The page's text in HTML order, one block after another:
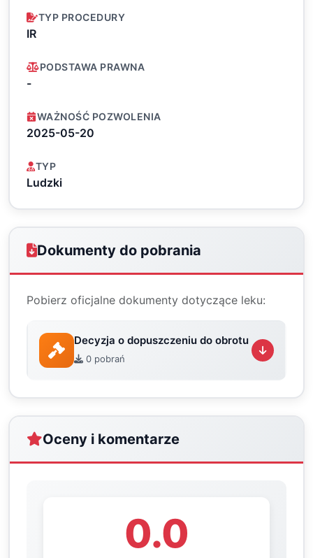
TYP PROCEDURY
IR
PODSTAWA PRAWNA
-
WAŻNOŚĆ POZWOLENIA
2025-05-20
TYP
Ludzki
Dokumenty do pobrania
Pobierz oficjalne dokumenty dotyczące leku:
Decyzja o dopuszczeniu do obrotu
0 pobrań
Oceny i komentarze
0.0